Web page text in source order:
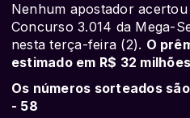
Nenhum apostador acertou
Concurso 3.014 da Mega-
nesta terça-feira (2). O
estimado em R$ 32
Os números sorteados
- 58